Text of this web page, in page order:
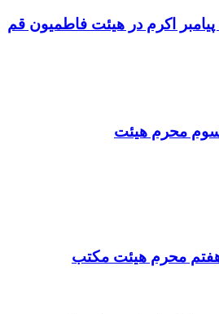
اکرم در هیئت فاطمیون قم
محرم هیئت
محرم هیئت مکتب